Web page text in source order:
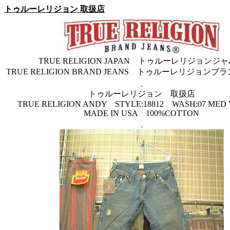
トゥルーレリジョン 取扱店
TRUE RELIGION JAPAN トゥルーレリジョンジャ
TRUE RELIGION BRAND JEANS トゥルーレリジョンブラ
.
トゥルーレリジョン 取扱店
TRUE RELIGION ANDY STYLE:18812 WASH:07 MED
MADE IN USA 100%COTTON
.